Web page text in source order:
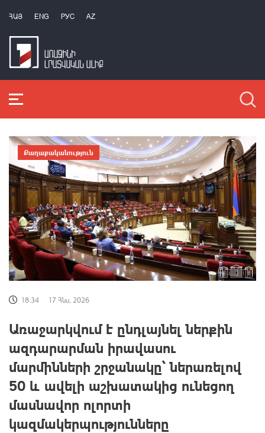
ՀԱՅ ENG РУС AZ
Քաղաքականություն
18:34 17 Հնս, 2026
Առաջարկվում է ընդլայնել ներքին
ազդարարման իրավասու
մարմինների շրջանակը՝ ներառելով
50 և ավելի աշխատակից ունեցող
մասնավոր ոլորտի
կազմակերպությունները